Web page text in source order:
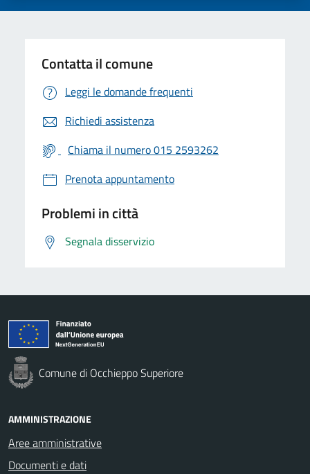
Contatta il comune
Leggi le domande frequenti
Richiedi assistenza
Chiama il numero 015 2593262
Prenota appuntamento
Problemi in città
Segnala disservizio
Comune di Occhieppo Superiore
AMMINISTRAZIONE
Aree amministrative
Documenti e dati